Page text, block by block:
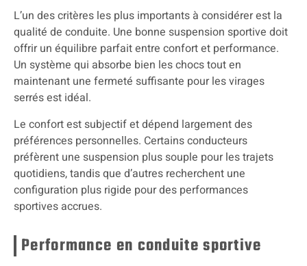
L’un des critères les plus importants à considérer est la
qualité de conduite. Une bonne suspension sportive doit
offrir un équilibre parfait entre confort et performance.
Un système qui absorbe bien les chocs tout en
maintenant une fermeté suffisante pour les virages
serrés est idéal.
Le confort est subjectif et dépend largement des
préférences personnelles. Certains conducteurs
préfèrent une suspension plus souple pour les trajets
quotidiens, tandis que d’autres recherchent une
configuration plus rigide pour des performances
sportives accrues.
Performance en conduite sportive